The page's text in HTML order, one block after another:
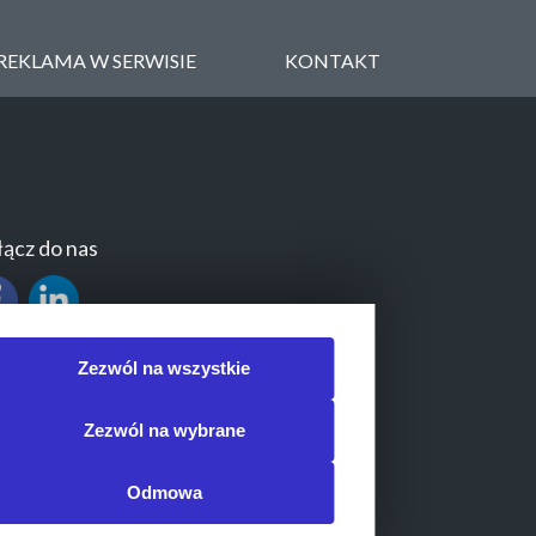
W SERWISIE KONTAKT
do nas
Zezwól na wszystkie
Zezwól na wybrane
Odmowa